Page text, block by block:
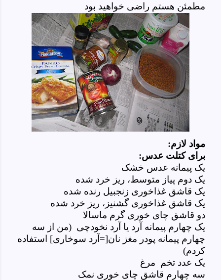
مطمئن هستم راضی خواهید بود
مواد لازم:
برای کتلت عدس:
یک پیمانه عدس خشک
یک دوم پیاز متوسط، ریز خرد شده
یک قاشق غذاخوری زنجبیل رنده شده
یک قاشق غذاخوری گشنیز، ریز خرد شده
دو قاشق چای خوری گرم ماسالا
یک چهارم پیمانه آرد یا آرد نخودچی (من از سه
چهارم پیمانه پودر مغز نان[=آرد سوخاری] استفاده
کردم)
یک عدد تخم مرغ
سه چهارم قاشق چای خوری نمک